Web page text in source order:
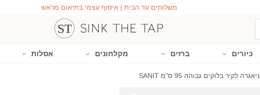
משלוחים עד הבית | איסוף עצמי בתיאום מראש
כיורים ברזים מקלחונים אסלות
ניאגרה לקיר בלוקים גבוהה 95 ס"מ SANIT